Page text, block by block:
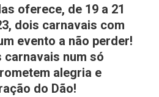
oferece, de 19 a 21
dois carnavais com
evento a não perder!
num só
alegria e
do Dão!